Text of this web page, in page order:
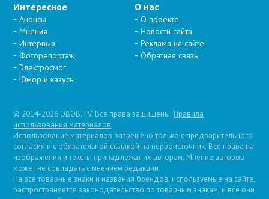
Интересное
Анонсы
Мнения
Интервью
Фоторепортаж
Электросмог
Юмор и казусы
О нас
О проекте
Новости сайта
Реклама на сайте
Обратная связь
© 2014-2026 OBOB.TV. Все права защищены. Правила
использования материалов.
Использование материалов разрешено только с предварительного
согласия и с обязательной ссылкой на первоисточник. Все права на
изображения и тексты принадлежат их авторам. Мнение авторов
может не совпадать с мнением редакции.
На все товарные знаки и названия брендов, используемые на сайте,
распространяется законодательство по товарным знакам, и все они